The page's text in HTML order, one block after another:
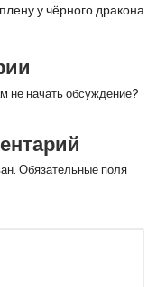
у чёрного дракона
не начать обсуждение?
Обязательные поля